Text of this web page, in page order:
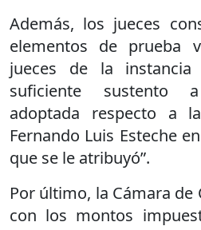
Además, los jueces
elementos de prueba
jueces de la instancia
suficiente sustento
adoptada respecto a
Fernando Luis Esteche
que se le atribuyó”.
Por último, la Cámara de
con los montos